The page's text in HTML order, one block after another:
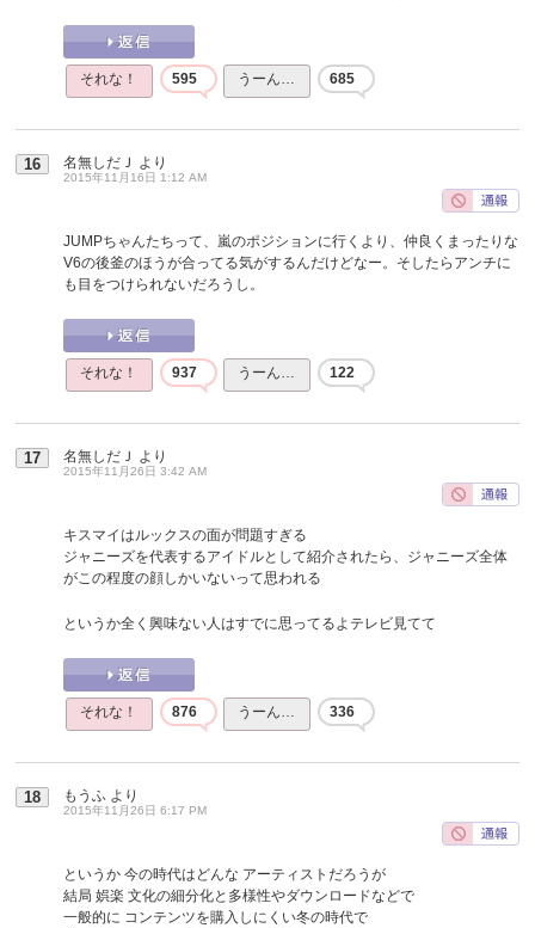
それな！ 595 うーん… 685
16 名無しだＪ より
2015年11月16日 1:12 AM
JUMPちゃんたちって、嵐のポジションに行くより、仲良くまったりな
V6の後釜のほうが合ってる気がするんだけどなー。そしたらアンチに
も目をつけられないだろうし。
それな！ 937 うーん… 122
17 名無しだＪ より
2015年11月26日 3:42 AM
キスマイはルックスの面が問題すぎる
ジャニーズを代表するアイドルとして紹介されたら、ジャニーズ全体
がこの程度の顔しかいないって思われる
というか全く興味ない人はすでに思ってるよテレビ見てて
それな！ 876 うーん… 336
18 もうふ より
2015年11月26日 6:17 PM
というか 今の時代はどんな アーティストだろうが
結局 娯楽 文化の細分化と多様性やダウンロードなどで
一般的に コンテンツを購入しにくい冬の時代で